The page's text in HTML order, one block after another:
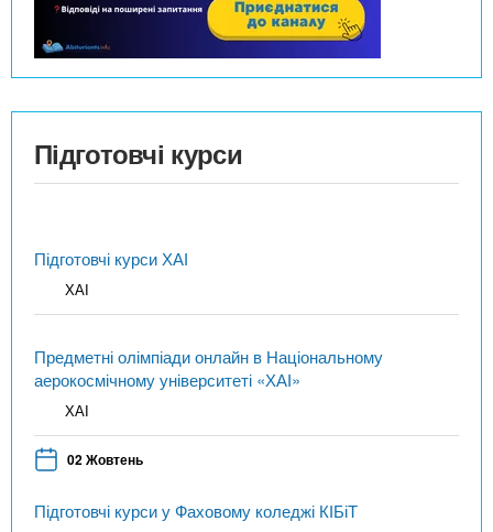
Підготовчі курси
Підготовчі курси ХАІ
ХАІ
Предметні олімпіади онлайн в Національному
аерокосмічному університеті «ХАІ»
ХАІ
02 Жовтень
Підготовчі курси у Фаховому коледжі КІБіТ